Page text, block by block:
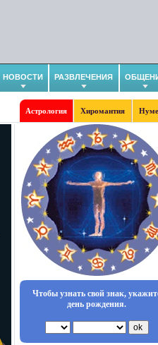
НОВОСТИ РАЗВЛЕЧЕНИЯ
Астрология Хиромантия
Чтобы узнать свой знак,
день рождения.